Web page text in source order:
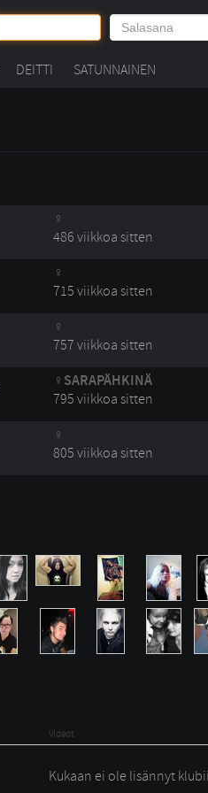
DEITTI SATUNNAINEN
486 viikkoa sitten
715 viikkoa sitten
757 viikkoa sitten
SARAPÄHKINÄ
795 viikkoa sitten
805 viikkoa sitten
Videot
Kukaan ei ole lisännyt